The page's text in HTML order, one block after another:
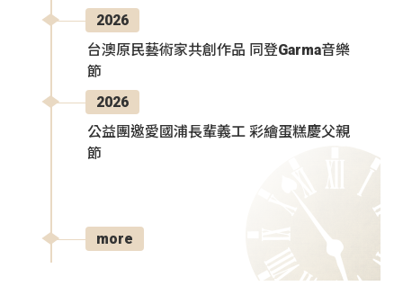
2026
台澳原民藝術家共創作品 同登Garma音樂
節
2026
公益團邀愛國浦長輩義工 彩繪蛋糕慶父親
節
more